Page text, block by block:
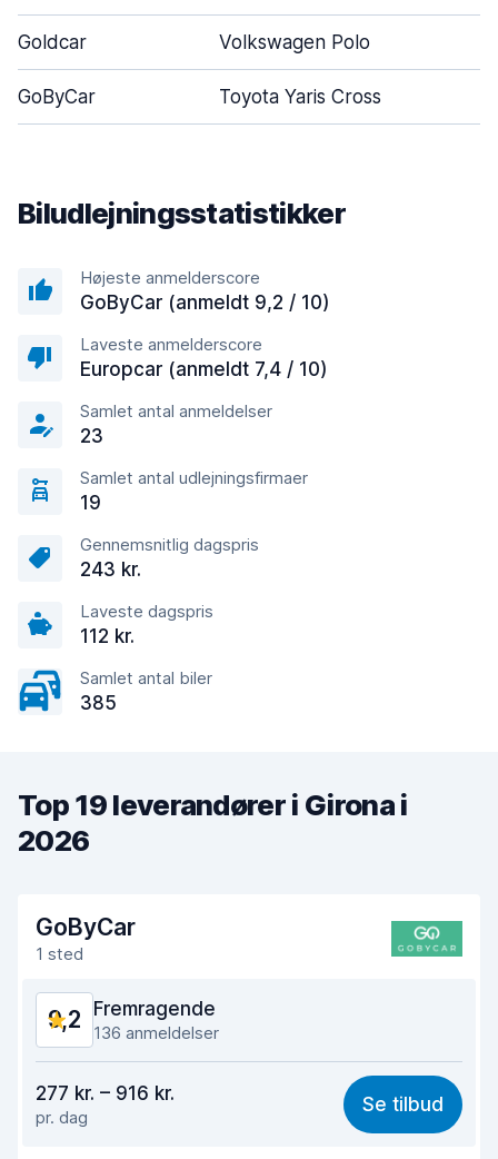
Goldcar Volkswagen Polo
GoByCar Toyota Yaris Cross
Biludlejningsstatistikker
Højeste anmelderscore
GoByCar (anmeldt 9,2 / 10)
Laveste anmelderscore
Europcar (anmeldt 7,4 / 10)
Samlet antal anmeldelser
23
Samlet antal udlejningsfirmaer
19
Gennemsnitlig dagspris
243 kr.
Laveste dagspris
112 kr.
Samlet antal biler
385
Top 19 leverandører i Girona i
2026
GoByCar
1 sted
9,2 Fremragende
136 anmeldelser
8,8
Nemt at finde 9,3
277 kr. – 916 kr.
pr. dag
Se tilbud